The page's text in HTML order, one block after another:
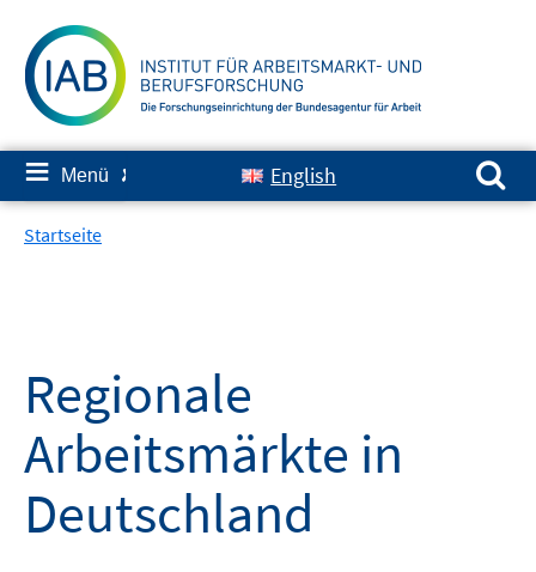
zum
Inhalt
≡ Menü ✘ English
Suchen nach:
Startseite
Regionale
Arbeitsmärkte in
Deutschland